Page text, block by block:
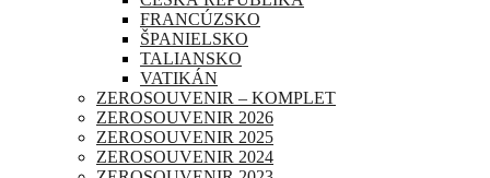
FRANCÚZSKO
ŠPANIELSKO
TALIANSKO
VATIKÁN
ZEROSOUVENIR – KOMPLET
ZEROSOUVENIR 2026
ZEROSOUVENIR 2025
ZEROSOUVENIR 2024